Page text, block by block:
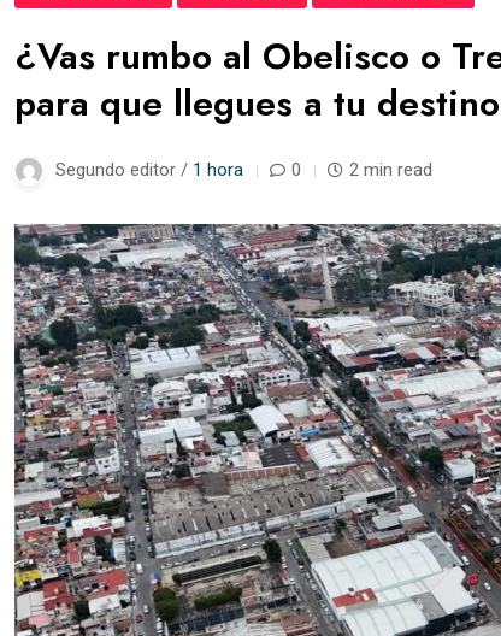
¿Vas rumbo al Obelisco o
para que llegues a tu destino
Segundo editor / 1 hora 0 2 min read